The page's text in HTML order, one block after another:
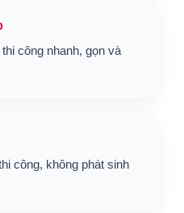
công nhanh, gọn và
công, không phát sinh